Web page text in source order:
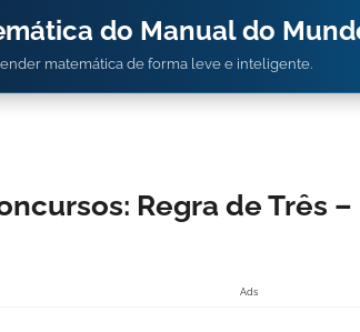
do Manual do
matemática de forma leve e inteligente.
Regra de Três
Ads